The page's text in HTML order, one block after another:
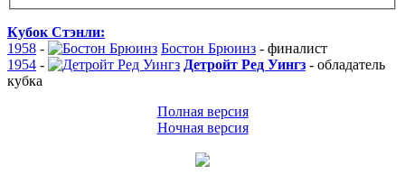
Кубок Стэнли:
1958 - Бостон Брюинз - финалист
1954 - Детройт Ред Уингз - обладатель
кубка
Полная версия
Ночная версия